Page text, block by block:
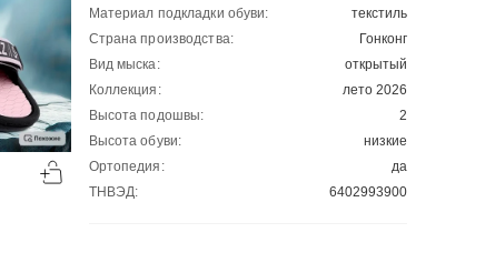
-49% -50%
Материал подкладки обуви:
текстиль
Страна производства:
Гонконг
Вид мыска:
открытый
Коллекция:
лето 2026
Высота подошвы:
2
Высота обуви:
низкие
Ортопедия:
да
ТНВЭД:
6402993900